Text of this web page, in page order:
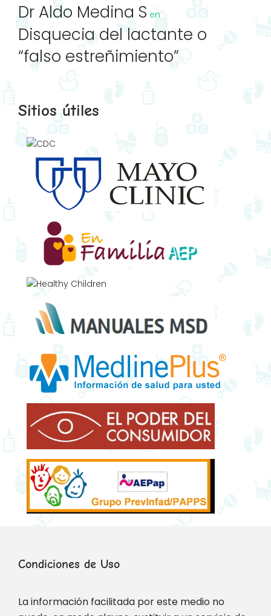
Dr Aldo Medina S en
Disquecia del lactante o
“falso estreñimiento”
Sitios útiles
Condiciones de Uso
La información facilitada por este medio no